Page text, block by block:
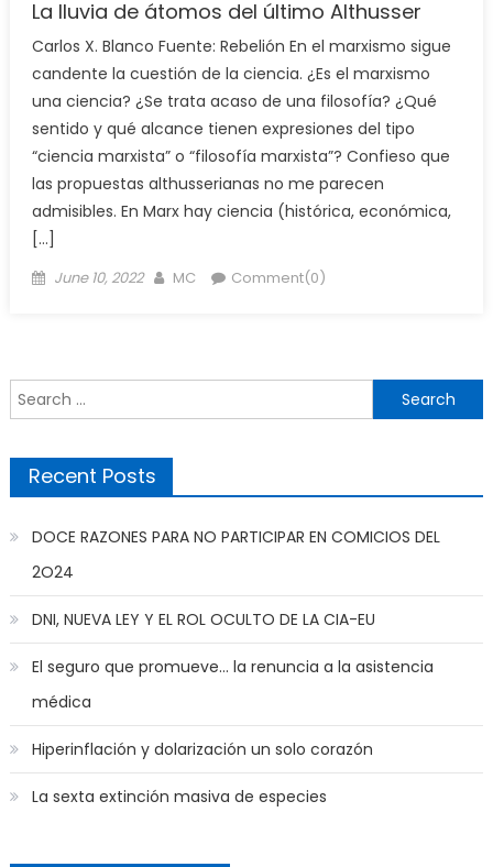
La lluvia de átomos del último Althusser
Carlos X. Blanco Fuente: Rebelión En el marxismo sigue
candente la cuestión de la ciencia. ¿Es el marxismo
una ciencia? ¿Se trata acaso de una filosofía? ¿Qué
sentido y qué alcance tienen expresiones del tipo
“ciencia marxista” o “filosofía marxista”? Confieso que
las propuestas althusserianas no me parecen
admisibles. En Marx hay ciencia (histórica, económica,
[…]
Posted
June 10, 2022 Author
MC Comment(0)
Search
for:
Recent Posts
DOCE RAZONES PARA NO PARTICIPAR EN COMICIOS DEL
2O24
DNI, NUEVA LEY Y EL ROL OCULTO DE LA CIA-EU
El seguro que promueve… la renuncia a la asistencia
médica
Hiperinflación y dolarización un solo corazón
La sexta extinción masiva de especies